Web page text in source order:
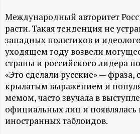
Н
-
и
н
ф
Международный авторитет
расти. Такая тенденция не
западных политиков и
уходящем году возвели
страны и российского лидера
«Это сделали русские» — фраза,
крылатым выражением и
мемом, часто звучала в
официальных лиц и появлялась
иностранных таблоидов.